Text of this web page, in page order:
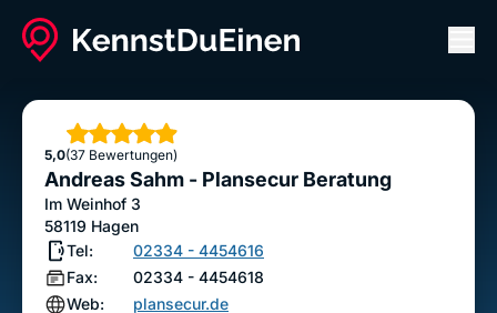
Andreas Sahm - Plansecur Beratung
Bewertung abgeben
5,0
Sterne
(37 Bewertungen)
Andreas Sahm - Plansecur Beratung
Im Weinhof 3
58119 Hagen
Tel:
02334 - 4454616
Fax:
02334 - 4454618
Web:
plansecur.de